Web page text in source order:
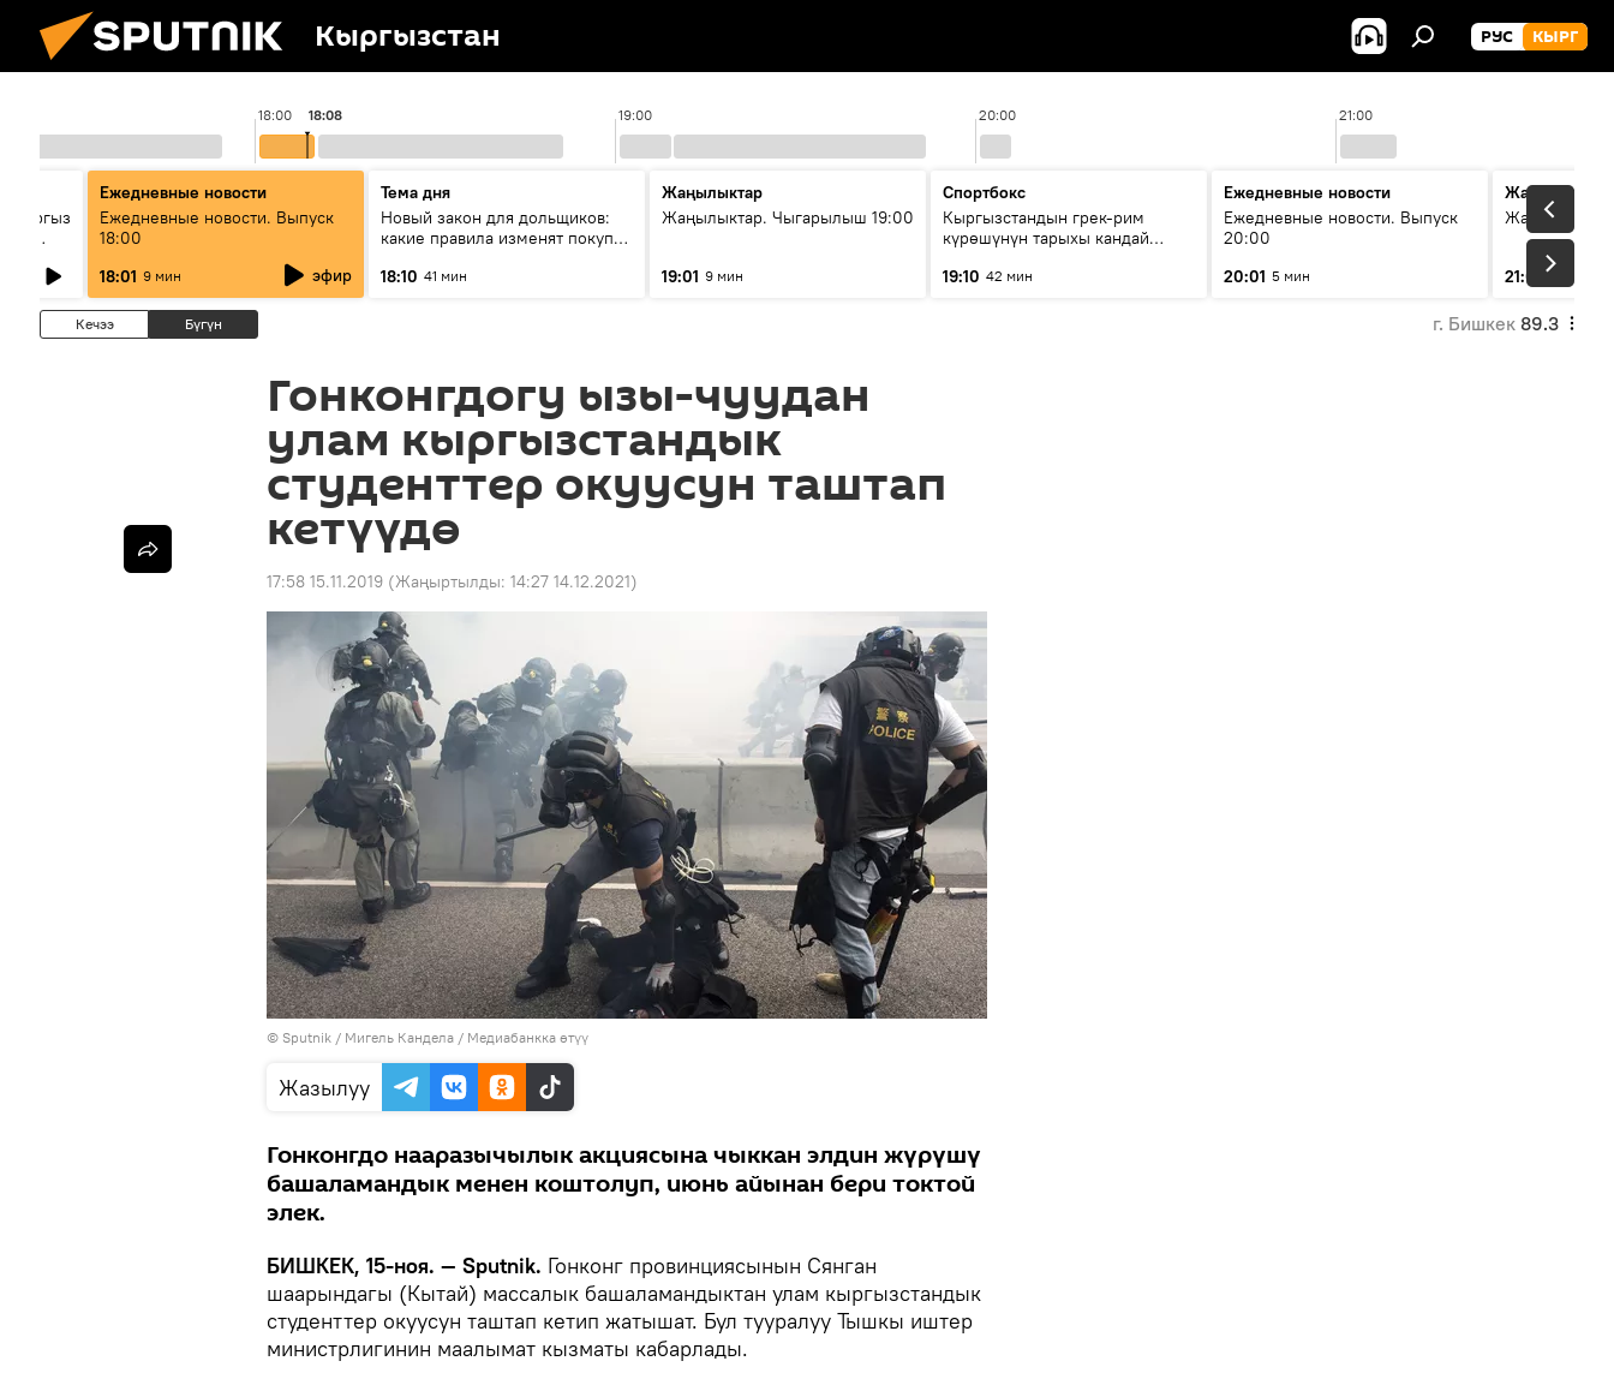
Кыргызстан РУС КЫРГ
18:00 19:00 20:00 21:00
18:08
кыргыз
Ежедневные новости
Ежедневные новости. Выпуск
18:00
18:01 9 мин эфир
Тема дня
Новый закон для дольщиков:
какие правила изменят покупку
18:10 41 мин
Жаңылыктар
Жаңылыктар. Чыгарылыш 19:00
19:01 9 мин
Спортбокс
Кыргызстандын грек-рим
күрөшүнүн тарыхы кандай
19:10 42 мин
Ежедневные новости
Ежедневные новости. Выпуск
20:00
20:01 5 мин
Жаңылыктар
21:01 10 мин
Кечээ Бүгүн г. Бишкек 89.3
Гонконгдогу ызы-чуудан
улам кыргызстандык
студенттер окуусун таштап
кетүүдө
17:58 15.11.2019 (Жаңыртылды: 14:27 14.12.2021)
© Sputnik / Мигель Кандела / Медиабанкка өтүү
Жазылуу
Гонконгдо нааразычылык акциясына чыккан элдин жүрүшү
башаламандык менен коштолуп, июнь айынан бери токтой
элек.
БИШКЕК, 15-ноя. — Sputnik. Гонконг провинциясынын Сянган
шаарындагы (Кытай) массалык башаламандыктан улам кыргызстандык
студенттер окуусун таштап кетип жатышат. Бул тууралуу Тышкы иштер
министрлигинин маалымат кызматы кабарлады.